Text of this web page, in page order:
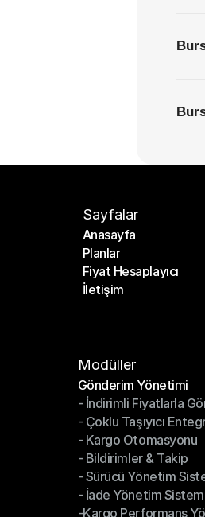
Sayfalar
Anasayfa
Anasayfa
Planlar
Planlar
Fiyat Hesaplayıcı
Fiyat Hesaplayıcı
İletişim
Modüller
Gönderim Yönetimi
Gönderim Yönetimi
- İndirimli Fiyatlarla
- İndirimli Fiyatlarla
- Çoklu Taşıyıcı
- Çoklu Taşıyıcı
- Kargo Otomasyonu
- Kargo Otomasyonu
- Bildirimler & Takip
- Bildirimler & Takip
- Sürücü Yönetim
- Sürücü Yönetim
- İade Yönetim
- İade Yönetim
-Kargo Performans